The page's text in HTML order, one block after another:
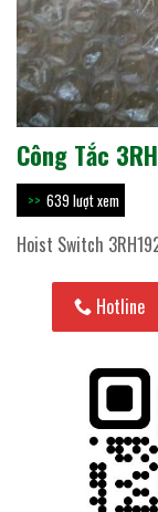
Công Tắc
639 lượt xem
Hoist Switch
Hotline